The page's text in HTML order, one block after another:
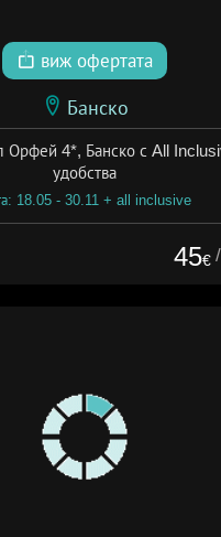
виж офертата
Банско
Орфей 4*, Банско с All
удобства
18.05 - 30.11 + all inclusive
45€ /